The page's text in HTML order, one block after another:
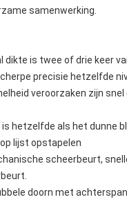
samenwerking.
dikte is twee of drie keer
precisie hetzelfde
veroorzaken zijn
hetzelfde als het dunne
lijst opstapelen
scheerbeurt,
doorn met